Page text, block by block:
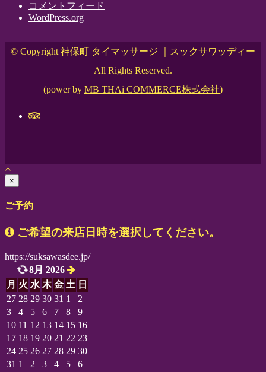
コメントフィード
WordPress.org
© Copyright 神保町 タイマッサージ ｜スックサワッディー
All Rights Reserved.
(power by MB THAi COMMERCE株式会社)
×
ご予約
ご希望の来店日時を選択してください。
https://suksawasdee.jp/
8月 2026
月 火 水 木 金 土 日
27 28 29 30 31 1
2
3
4 5 6 7 8
9
10 11 12 13 14 15 16
17 18 19 20 21 22 23
24 25 26 27 28 29 30
31 1 2 3 4 5
6